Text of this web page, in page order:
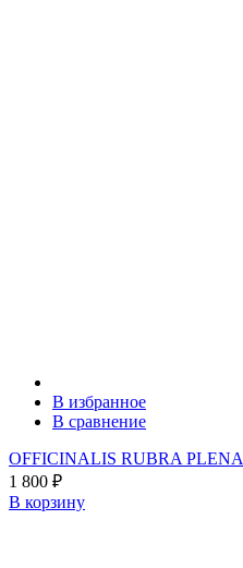
В избранное
В сравнение
OFFICINALIS RUBRA PLENA
1 800 ₽
В корзину